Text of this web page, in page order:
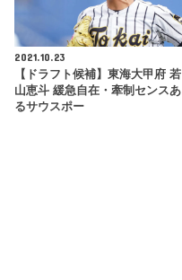
2021.10.23
【ドラフト候補】東海大甲府 若
山恵斗 緩急自在・牽制センスあ
るサウスポー